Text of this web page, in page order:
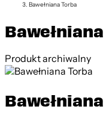
Bawełniana Torba
Produkt archiwalny